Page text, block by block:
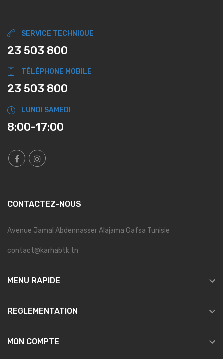
SERVICE TECHNIQUE
23 503 800
TÉLÉPHONE MOBILE
23 503 800
LUNDI SAMEDI
8:00-17:00
CONTACTEZ-NOUS
Avenue Jamal Abdennasser Alajama Gafsa Tunisie
contact@karhabtk.tn
MENU RAPIDE 
REGLEMENTATION 
MON COMPTE 